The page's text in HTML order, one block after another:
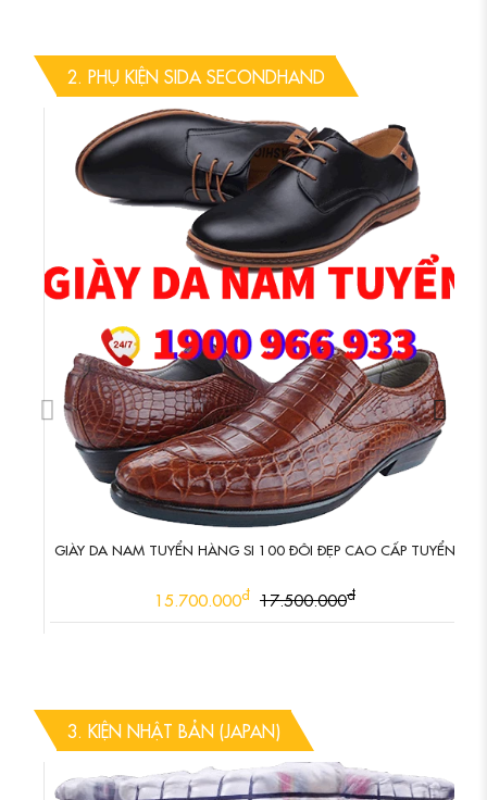
2. PHỤ KIỆN SIDA SECONDHAND
GIÀY DA NAM TUYỂN HÀNG SI 100 ĐÔI ĐẸP CAO CẤP TUYỂN
15.700.000đ 17.500.000đ
3. KIỆN NHẬT BẢN (JAPAN)